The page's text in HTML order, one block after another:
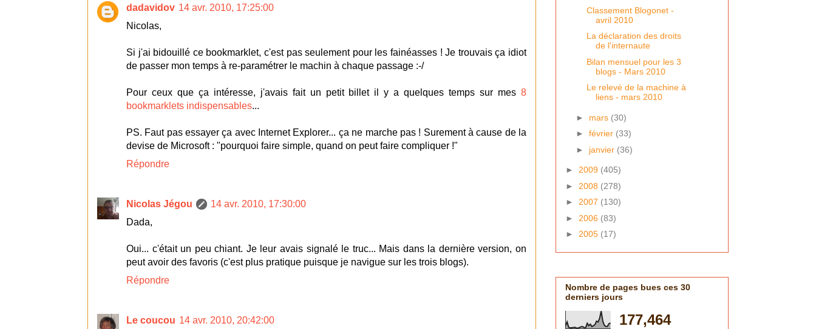
dadavidov 14 avr. 2010, 17:25:00
Nicolas,
Si j'ai bidouillé ce bookmarklet, c'est pas seulement pour les fainéasses ! Je trouvais ça idiot
de passer mon temps à re-paramétrer le machin à chaque passage :-/
Pour ceux que ça intéresse, j'avais fait un petit billet il y a quelques temps sur mes 8
bookmarklets indispensables...
PS. Faut pas essayer ça avec Internet Explorer... ça ne marche pas ! Surement à cause de la
devise de Microsoft : "pourquoi faire simple, quand on peut faire compliquer !"
Répondre
Nicolas Jégou
14 avr. 2010, 17:30:00
Dada,
Oui... c'était un peu chiant. Je leur avais signalé le truc... Mais dans la dernière version, on
peut avoir des favoris (c'est plus pratique puisque je navigue sur les trois blogs).
Répondre
Le coucou 14 avr. 2010, 20:42:00
Classement Blogonet -
avril 2010
La déclaration des droits
de l'internaute
Bilan mensuel pour les 3
blogs - Mars 2010
Le relevé de la machine à
liens - mars 2010
► mars (30)
► février (33)
► janvier (36)
► 2009 (405)
► 2008 (278)
► 2007 (130)
► 2006 (83)
► 2005 (17)
Nombre de pages bues ces 30
derniers jours
177,464